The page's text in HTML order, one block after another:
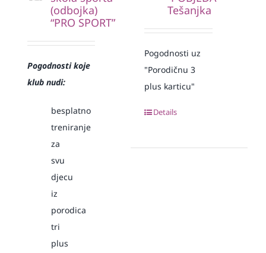
(odbojka)
“PRO SPORT”
Pogodnosti koje
klub nudi:
besplatno
treniranje
za
svu
djecu
iz
porodica
tri
plus
Tešanjka
Pogodnosti uz
"Porodičnu 3
plus karticu"
Details